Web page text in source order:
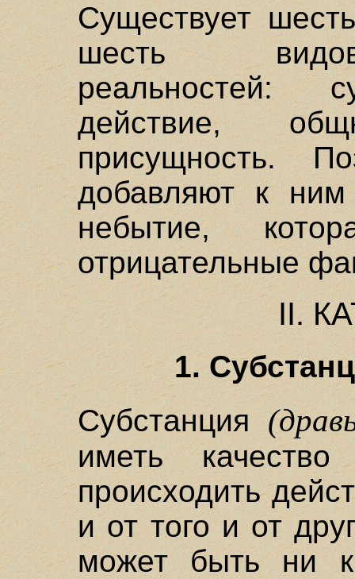
Существует
шесть
реальностей:
действие,
присущность.
добавляют к
небытие,
отрицательные
II.
1.
Субстанция
иметь
происходить
и от того и от
может быть ни